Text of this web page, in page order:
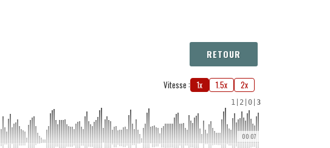
RETOUR
Vitesse : 1x 1.5x 2x
1 2 0 3
00:07